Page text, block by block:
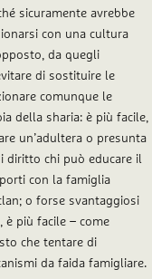
sicuramente avrebbe
con una cultura
da quegli
di sostituire le
comunque le
della sharia: è più facile,
un’adultera o presunta
diritto chi può educare il
con la famiglia
o forse svantaggiosi
più facile – come
che tentare di
da faida famigliare.